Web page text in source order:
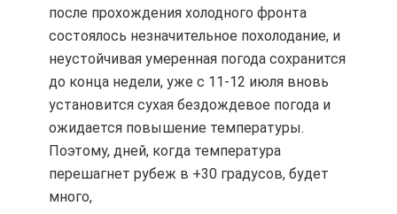
после прохождения холодного фронта
состоялось незначительное похолодание, и
неустойчивая умеренная погода сохранится
до конца недели, уже с 11-12 июля вновь
установится сухая бездождевое погода и
ожидается повышение температуры.
Поэтому, дней, когда температура
перешагнет рубеж в +30 градусов, будет
много,